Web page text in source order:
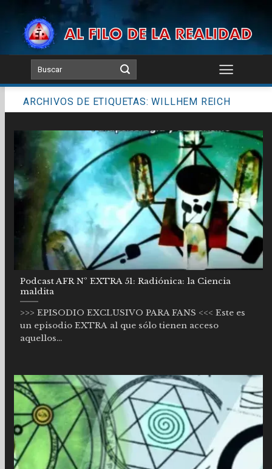
content
ARCHIVOS DE ETIQUETAS:WILLHEM REICH
Podcast AFR Nº EXTRA 51: Radiónica: la Ciencia
maldita
>>> EPISODIO EXCLUSIVO PARA FANS <<< Este es
un episodio EXTRA al que sólo tienen acceso
aquellos...